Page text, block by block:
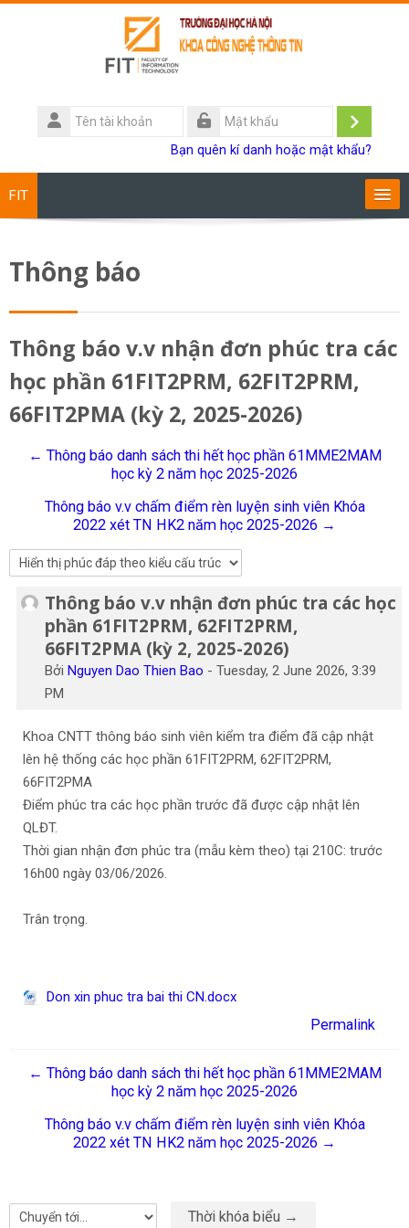
Tên
tài
Đăng
Bạn quên kí danh hoặc mật khẩu?
FIT
Giảng viên
Sinh viên
Research
Tìm
kiếm
khoá
học
Thông báo
Thông báo v.v nhận đơn phúc tra các
học phần 61FIT2PRM, 62FIT2PRM,
66FIT2PMA (kỳ 2, 2025-2026)
← Thông báo danh sách thi hết học phần 61MME2MAM
học kỳ 2 năm học 2025-2026
Thông báo v.v chấm điểm rèn luyện sinh viên Khóa
2022 xét TN HK2 năm học 2025-2026 →
Thông báo v.v nhận đơn phúc tra các học
phần 61FIT2PRM, 62FIT2PRM,
66FIT2PMA (kỳ 2, 2025-2026)
Bởi Nguyen Dao Thien Bao - Tuesday, 2 June 2026, 3:39
PM
Số lượng các câu trả lời: 0
Khoa CNTT thông báo sinh viên kiểm tra điểm đã cập nhật
lên hệ thống các học phần 61FIT2PRM, 62FIT2PRM,
66FIT2PMA
Điểm phúc tra các học phần trước đã được cập nhật lên
QLĐT.
Thời gian nhận đơn phúc tra (mẫu kèm theo) tại 210C: trước
16h00 ngày 03/06/2026.
Trân trọng.
Don xin phuc tra bai thi CN.docx
Permalink
← Thông báo danh sách thi hết học phần 61MME2MAM
học kỳ 2 năm học 2025-2026
Thông báo v.v chấm điểm rèn luyện sinh viên Khóa
2022 xét TN HK2 năm học 2025-2026 →
Chuyển tới... Thời khóa biểu →